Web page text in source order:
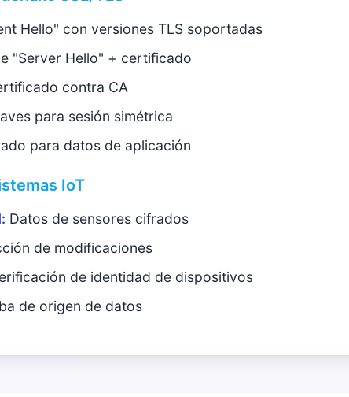
Hello" con versiones TLS soportadas
"Server Hello" + certificado
contra CA
para sesión simétrica
para datos de aplicación
IoT
Datos de sensores cifrados
de modificaciones
de identidad de dispositivos
de origen de datos